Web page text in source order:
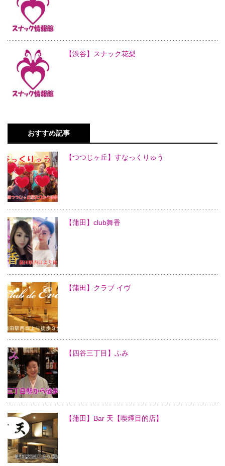
【渋谷】スナック花梨
おすすめ記事
【つつじヶ丘】すなっくりゅう
【蒲田】club舞香
【蒲田】クラブ イヴ
【四谷三丁目】ふみ
【蒲田】Bar 天【喫煙目的店】